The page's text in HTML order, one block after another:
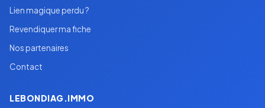
Lien magique perdu ?
Revendiquer ma fiche
Nos partenaires
Contact
LEBONDIAG.IMMO